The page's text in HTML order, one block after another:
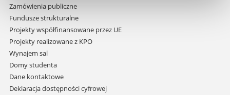
Zamówienia publiczne
Fundusze strukturalne
Projekty współfinansowane przez UE
Projekty realizowane z KPO
Wynajem sal
Domy studenta
Dane kontaktowe
Deklaracja dostępności cyfrowej